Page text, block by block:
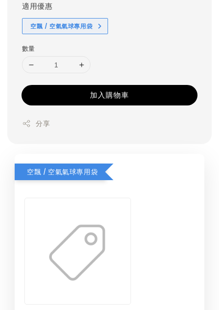
適用優惠
空飄 / 空氣氣球專用袋
數量
加入購物車
分享
空飄 / 空氣氣球專用袋